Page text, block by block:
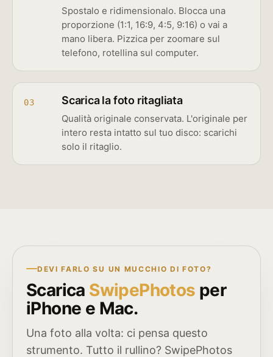
Spostalo e ridimensionalo. Blocca una
proporzione (1:1, 16:9, 4:5, 9:16) o vai a
mano libera. Pizzica per zoomare sul
telefono, rotellina sul computer.
03 Scarica la foto ritagliata
Qualità originale conservata. L'originale per
intero resta intatto sul tuo disco: scarichi
solo il ritaglio.
DEVI FARLO SU UN MUCCHIO DI FOTO?
Scarica SwipePhotos per
iPhone e Mac.
Una foto alla volta: ci pensa questo
strumento. Tutto il rullino? SwipePhotos